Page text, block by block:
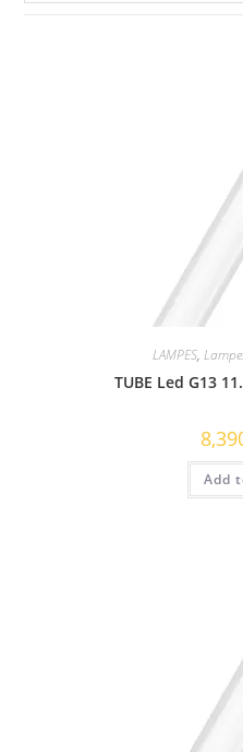
LAMPES,
TUBE Led G13
Add